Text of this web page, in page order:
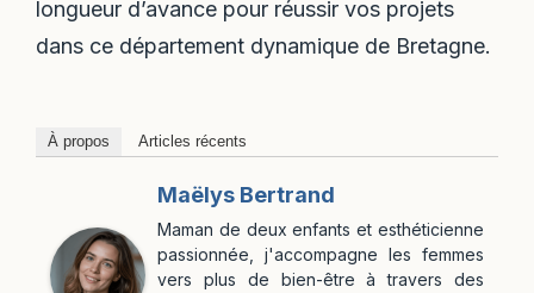
longueur d’avance pour réussir vos projets
dans ce département dynamique de Bretagne.
À propos Articles récents
Maëlys Bertrand
Maman de deux enfants et esthéticienne
passionnée, j'accompagne les femmes
vers plus de bien-être à travers des